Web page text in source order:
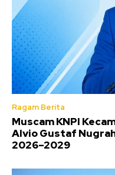
Ragam Berita
Muscam KNPI
Alvio Gustaf
2026–2029